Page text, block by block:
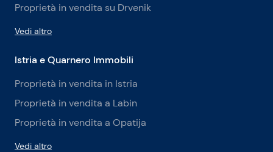
Proprietà in vendita su Drvenik
Vedi altro
Istria e Quarnero Immobili
Proprietà in vendita in Istria
Proprietà in vendita a Labin
Proprietà in vendita a Opatija
Vedi altro